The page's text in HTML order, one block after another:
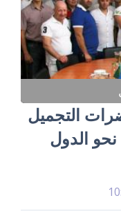
التجميل
نحو الدول